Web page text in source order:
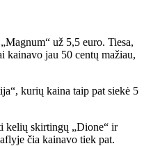
už 5,5 euro. Tiesa,
kainavo jau 50 centų mažiau,
kurių kaina taip pat siekė 5
kelių skirtingų „Dione“ ir
čia kainavo tiek pat.